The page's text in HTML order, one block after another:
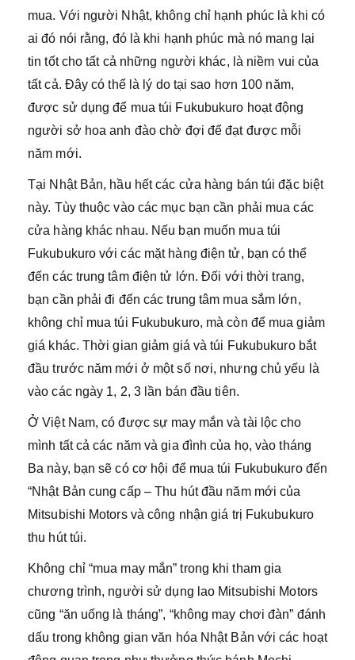
mua. Với người Nhật, không chỉ hạnh phúc là khi có
ai đó nói rằng, đó là khi hạnh phúc mà nó mang lại
tin tốt cho tất cả những người khác, là niềm vui của
tất cả. Đây có thể là lý do tại sao hơn 100 năm,
được sử dụng để mua túi Fukubukuro hoạt động
người sở hoa anh đào chờ đợi để đạt được mỗi
năm mới.
Tại Nhật Bản, hầu hết các cửa hàng bán túi đặc biệt
này. Tùy thuộc vào các mục bạn cần phải mua các
cửa hàng khác nhau. Nếu bạn muốn mua túi
Fukubukuro với các mặt hàng điện tử, bạn có thể
đến các trung tâm điện tử lớn. Đối với thời trang,
bạn cần phải đi đến các trung tâm mua sắm lớn,
không chỉ mua túi Fukubukuro, mà còn để mua giảm
giá khác. Thời gian giảm giá và túi Fukubukuro bắt
đầu trước năm mới ở một số nơi, nhưng chủ yếu là
vào các ngày 1, 2, 3 lần bán đầu tiên.
Ở Việt Nam, có được sự may mắn và tài lộc cho
mình tất cả các năm và gia đình của họ, vào tháng
Ba này, bạn sẽ có cơ hội để mua túi Fukubukuro đến
“Nhật Bản cung cấp – Thu hút đầu năm mới của
Mitsubishi Motors và công nhận giá trị Fukubukuro
thu hút túi.
Không chỉ “mua may mắn” trong khi tham gia
chương trình, người sử dụng lao Mitsubishi Motors
cũng “ăn uống là tháng”, “không may chơi đàn” đánh
dấu trong không gian văn hóa Nhật Bản với các hoạt